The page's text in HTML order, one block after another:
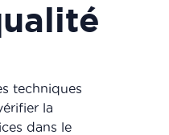
techniques
la
dans le